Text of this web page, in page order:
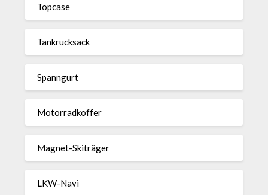
Topcase
Tan­kruck­sack
Spann­gurt
Motor­rad­koffer
Magnet-Ski­träger
LKW-Navi